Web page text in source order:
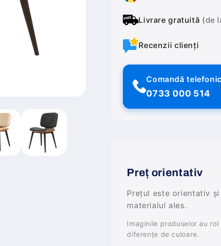
Livrare gratuită (de
Recenzii clienți
Comandă
0733 000 514
Preț orientativ
Prețul este orientativ
materialul ales.
Imaginile produselor au
diferențe de culoare.